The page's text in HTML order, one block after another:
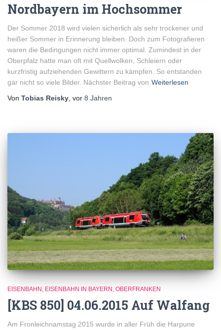
Nordbayern im Hochsommer
Der Sommer 2018 wird vielen sicherlich als sehr trockener und
heißer Sommer in Erinnerung bleiben. Doch zum Fotografieren
waren die Bedingungen nicht immer optimal. Zumindest in der
Oberpfalz hatte man oft mit Quellwolken, Schleiern oder
kurzfristig aufziehenden Gewittern zu kämpfen. So entstanden
gar nicht so viele Bilder. Nächster Beitrag von Weiterlesen
Von Tobias Reisky , vor 8 Jahren
EISENBAHN EISENBAHN IN BAYERN OBERFRANKEN
[KBS 850] 04.06.2015 Auf Walfang
Am Fronleichnamstag 2015 wurde in aller Früh die Harpune